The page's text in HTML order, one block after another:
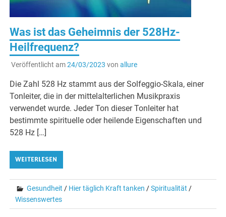
Was ist das Geheimnis der 528Hz-
Heilfrequenz?
Veröffentlicht am24/03/2023 von allure
Die Zahl 528 Hz stammt aus der Solfeggio-Skala, einer
Tonleiter, die in der mittelalterlichen Musikpraxis
verwendet wurde. Jeder Ton dieser Tonleiter hat
bestimmte spirituelle oder heilende Eigenschaften und
528 Hz […]
WEITERLESEN
Gesundheit / Hier täglich Kraft tanken /Spiritualität /
Wissenswertes